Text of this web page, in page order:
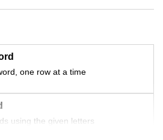
one row at a time
using the given letters